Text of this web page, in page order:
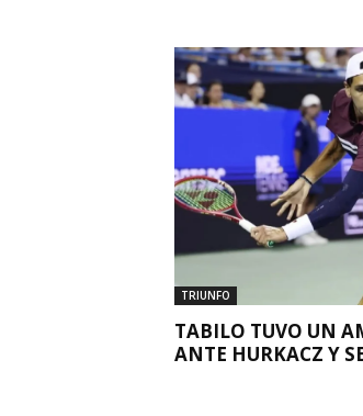
TRIUNFO
TABILO TUVO UN
ANTE HURKACZ Y